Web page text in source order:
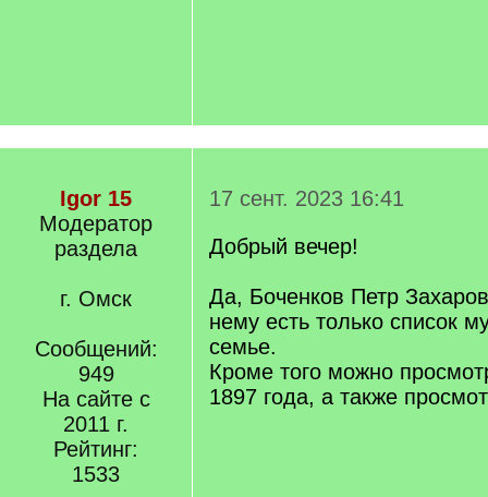
Igor 15
Модератор
раздела
г. Омск
Сообщений:
949
На сайте с
2011 г.
Рейтинг:
1533
17 сент. 2023 16:41
Добрый вечер!
Да, Боченков Петр
нему есть только список
семье.
Кроме того можно
1897 года, а также